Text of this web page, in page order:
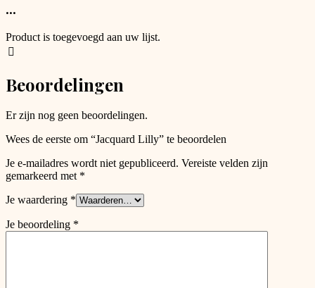
...
Product is toegevoegd aan uw lijst.
Beoordelingen
Er zijn nog geen beoordelingen.
Wees de eerste om “Jacquard Lilly” te beoordelen
Je e-mailadres wordt niet gepubliceerd. Vereiste velden zijn
gemarkeerd met *
Je waardering *
Je beoordeling *